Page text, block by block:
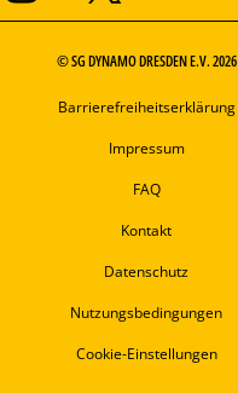
© SG DYNAMO DRESDEN E.V. 2026
Barrierefreiheitserklärung
Impressum
FAQ
Kontakt
Datenschutz
Nutzungsbedingungen
Cookie-Einstellungen